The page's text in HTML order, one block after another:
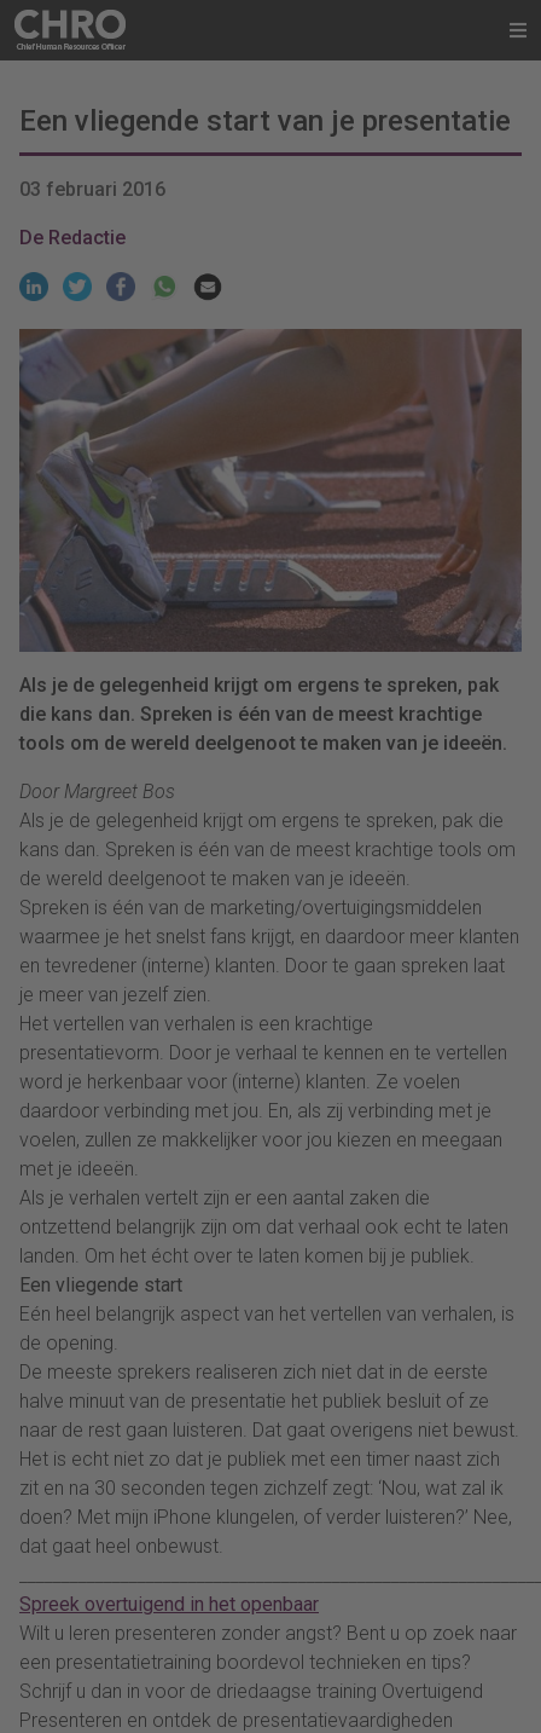
Een vliegende start van je presentatie
03 februari 2016
De Redactie
Als je de gelegenheid krijgt om ergens te spreken, pak
die kans dan. Spreken is één van de meest krachtige
tools om de wereld deelgenoot te maken van je ideeën.
Door Margreet Bos
Als je de gelegenheid krijgt om ergens te spreken, pak die
kans dan. Spreken is één van de meest krachtige tools om
de wereld deelgenoot te maken van je ideeën.
Spreken is één van de marketing/overtuigingsmiddelen
waarmee je het snelst fans krijgt, en daardoor meer klanten
en tevredener (interne) klanten. Door te gaan spreken laat
je meer van jezelf zien.
Het vertellen van verhalen is een krachtige
presentatievorm. Door je verhaal te kennen en te vertellen
word je herkenbaar voor (interne) klanten. Ze voelen
daardoor verbinding met jou. En, als zij verbinding met je
voelen, zullen ze makkelijker voor jou kiezen en meegaan
met je ideeën.
Als je verhalen vertelt zijn er een aantal zaken die
ontzettend belangrijk zijn om dat verhaal ook echt te laten
landen. Om het écht over te laten komen bij je publiek.
Een vliegende start
Eén heel belangrijk aspect van het vertellen van verhalen, is
de opening.
De meeste sprekers realiseren zich niet dat in de eerste
halve minuut van de presentatie het publiek besluit of ze
naar de rest gaan luisteren. Dat gaat overigens niet bewust.
Het is echt niet zo dat je publiek met een timer naast zich
zit en na 30 seconden tegen zichzelf zegt: ‘Nou, wat zal ik
doen? Met mijn iPhone klungelen, of verder luisteren?’ Nee,
dat gaat heel onbewust.
Spreek overtuigend in het openbaar
Wilt u leren presenteren zonder angst? Bent u op zoek naar
een presentatietraining boordevol technieken en tips?
Schrijf u dan in voor de driedaagse training Overtuigend
Presenteren en ontdek de presentatievaardigheden